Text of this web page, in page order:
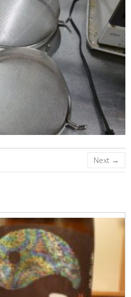
Next →